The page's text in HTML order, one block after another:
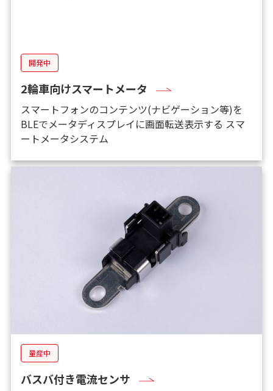
開発中
2輪車向けスマートメータ
スマートフォンのコンテンツ(ナビゲーション等)を
BLEでメータディスプレイに画面転送表示する スマ
ートメータシステム
量産中
バスバ付き電流センサ